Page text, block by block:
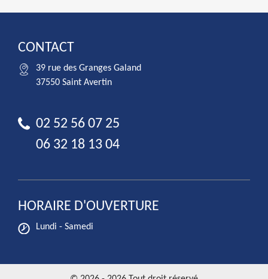
CONTACT
39 rue des Granges Galand
37550 Saint Avertin
02 52 56 07 25
06 32 18 13 04
HORAIRE D'OUVERTURE
Lundi - Samedi